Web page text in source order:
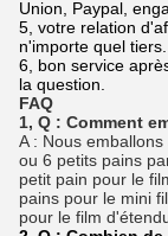
Union, Paypal,
5, votre relation
n'importe quel tiers.
6, bon service
la question.
FAQ
1, Q : Comment
A : Nous
ou 6 petits pains
petit pain pour le
pains pour le mini
pour le film